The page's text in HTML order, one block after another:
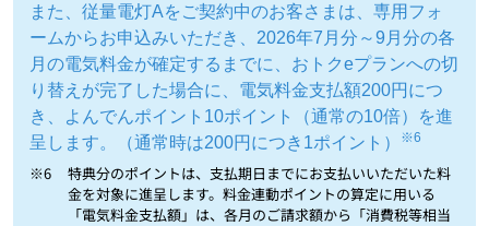
また、従量電灯Aをご契約中のお客さまは、専用フォ
ームからお申込みいただき、2026年7月分～9月分の各
月の電気料金が確定するまでに、おトクeプランへの切
り替えが完了した場合に、電気料金支払額200円につ
き、よんでんポイント10ポイント（通常の10倍）を進
呈します。（通常時は200円につき1ポイント）
※6
※6
特典分のポイントは、支払期日までにお支払いいただいた料
金を対象に進呈します。料金連動ポイントの算定に用いる
「電気料金支払額」は、各月のご請求額から「消費税等相当